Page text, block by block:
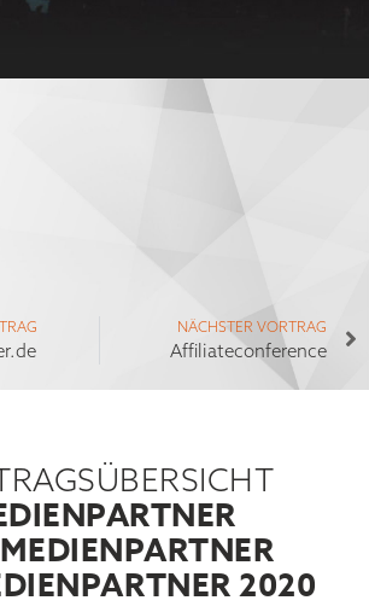
NÄCHSTER VORTRAG
Affiliateconference
MEDIENPARTNER
2020